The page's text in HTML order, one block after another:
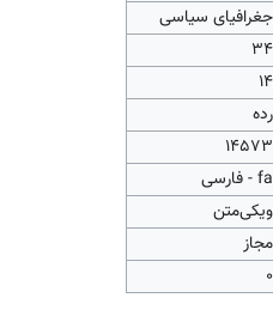
جغرافیای سیاسی
۳۴
14
رده
14573
fa - فارسی
ویکی‌متن
مجاز
۰